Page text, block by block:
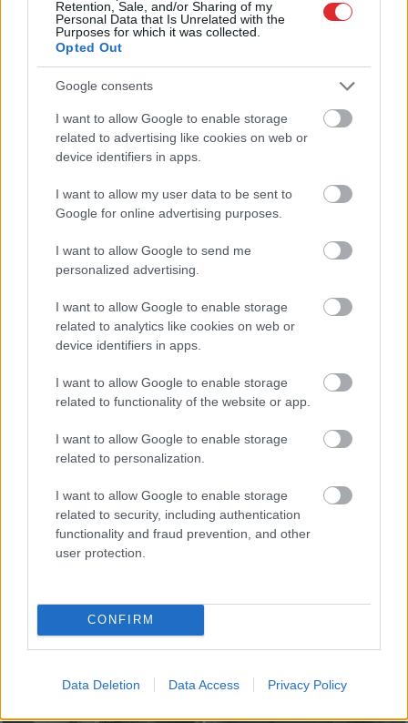
Retention, Sale, and/or Sharing of my
Personal Data that Is Unrelated with the
Purposes for which it was collected.
Opted Out
Google consents
I want to allow Google to enable storage
related to advertising like cookies on web or
device identifiers in apps.
I want to allow my user data to be sent to
Google for online advertising purposes.
I want to allow Google to send me
personalized advertising.
I want to allow Google to enable storage
related to analytics like cookies on web or
device identifiers in apps.
I want to allow Google to enable storage
related to functionality of the website or app.
I want to allow Google to enable storage
related to personalization.
I want to allow Google to enable storage
related to security, including authentication
functionality and fraud prevention, and other
user protection.
CONFIRM
Data Deletion Data Access Privacy Policy
vienmēr atradīs veidu,
kā pamatīgi atriebties
gudrību testā
Atcelt Ziņot